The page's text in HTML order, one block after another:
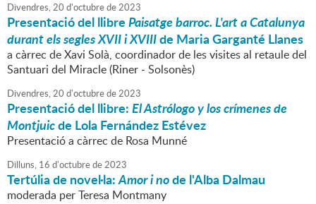
Divendres,20 d'octubrede2023
Presentació del llibrePaisatge barroc. L'art a Catalunya
durant els segles XVII i XVIIIde Maria Garganté Llanes
a càrrec de Xavi Solà, coordinador de les visites al retaule del
Santuari del Miracle (Riner - Solsonès)
Divendres,20 d'octubrede2023
Presentació del llibre:El Astrólogo y los crímenes de
Montjuicde Lola Fernández Estévez
Presentació a càrrec de Rosa Munné
Dilluns, 16 d'octubrede2023
Tertúlia de novel·la:Amor i node l'Alba Dalmau
moderada per Teresa Montmany